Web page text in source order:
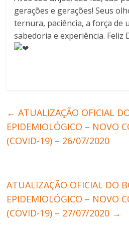
gerações e gerações! Seus
ternura, paciência, a força de
sabedoria e experiência. Feliz
← ATUALIZAÇÃO OFICIAL
EPIDEMIOLÓGICO – NOVO
(COVID-19) – 26/07/2020
ATUALIZAÇÃO OFICIAL DO
EPIDEMIOLÓGICO – NOVO
(COVID-19) – 27/07/2020 →